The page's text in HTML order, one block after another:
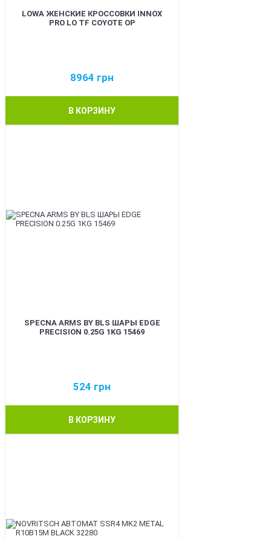
LOWA ЖЕНСКИЕ КРОССОВКИ INNOX
PRO LO TF COYOTE OP
8964 грн
В КОРЗИНУ
SPECNA ARMS BY BLS ШАРЫ EDGE
PRECISION 0.25G 1KG 15469
524 грн
В КОРЗИНУ